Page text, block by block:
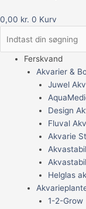
0,00 kr. 0 Kurv
Ferskvand
Akvarier &
Juwel
Design
Fluval
Akvarie
Helglas
1-2-Grow